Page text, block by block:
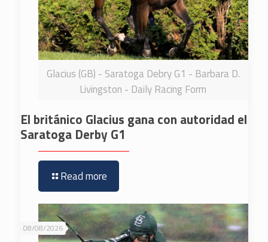
Glacius (GB) - Saratoga Debry G1 - Barbara D.
Livingston - Daily Racing Form
El británico Glacius gana con autoridad el
Saratoga Derby G1
Read more
08/08/2026